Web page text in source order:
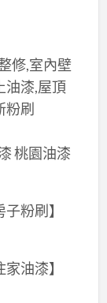
修,室內壁
油漆,屋頂
粉刷
桃園油漆
粉刷】
油漆】